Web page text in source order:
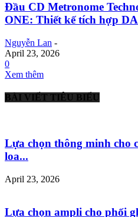
Đầu CD Metronome
ONE: Thiết kế tích hợp
Nguyễn Lan -
April 23, 2026
0
Xem thêm
BÀI VIẾT TIÊU BIỂU
Lựa chọn thông minh cho
loa...
April 23, 2026
Lựa chọn ampli cho phối